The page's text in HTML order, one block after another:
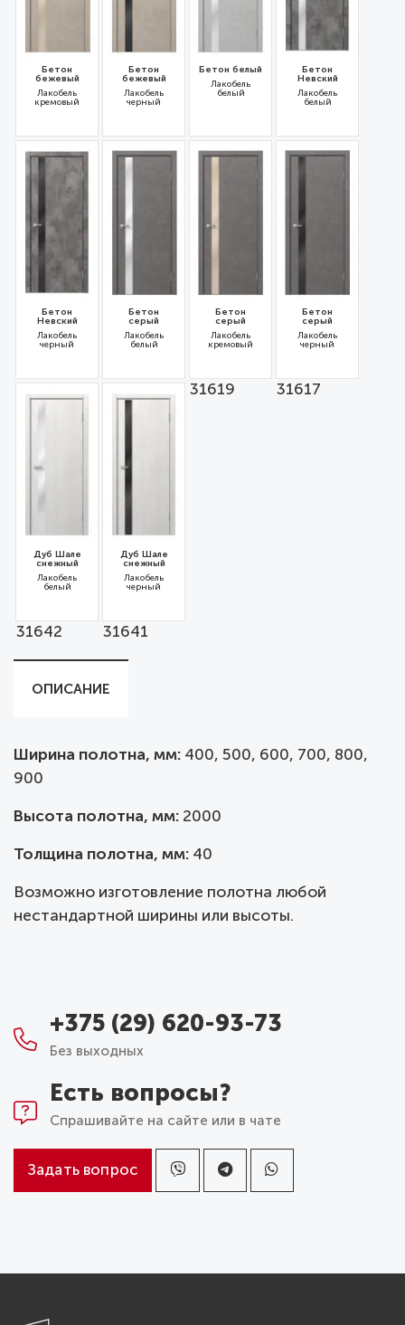
Бетон
бежевый
Лакобель
кремовый
31612
Бетон
бежевый
Лакобель
черный
31610
Бетон белый
Лакобель
белый
31616
Бетон
Невский
Лакобель
белый
31650
Бетон
Невский
Лакобель
черный
31649
Бетон
серый
Лакобель
белый
31618
Бетон
серый
Лакобель
кремовый
31619
Бетон
серый
Лакобель
черный
31617
Дуб Шале
снежный
Лакобель
белый
31642
Дуб Шале
снежный
Лакобель
черный
31641
ОПИСАНИЕ
Ширина полотна, мм: 400, 500, 600, 700, 800,
900
Высота полотна, мм: 2000
Толщина полотна, мм: 40
Возможно изготовление полотна любой
нестандартной ширины или высоты.
+375 (29) 620-93-73
Без выходных
Есть вопросы?
Спрашивайте на сайте или в чате
Задать вопрос